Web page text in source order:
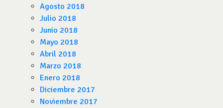
Agosto 2018
Julio 2018
Junio 2018
Mayo 2018
Abril 2018
Marzo 2018
Enero 2018
Diciembre 2017
Noviembre 2017